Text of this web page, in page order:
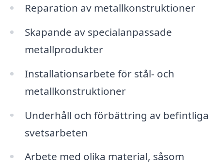
Reparation av metallkonstruktioner
Skapande av specialanpassade
metallprodukter
Installationsarbete för stål- och
metallkonstruktioner
Underhåll och förbättring av befintliga
svetsarbeten
Arbete med olika material, såsom